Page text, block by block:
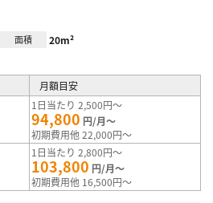
面積 20m²
月額目安
1日当たり 2,500円～
94,800 円/月～
初期費用他 22,000円～
1日当たり 2,800円～
103,800 円/月～
初期費用他 16,500円～